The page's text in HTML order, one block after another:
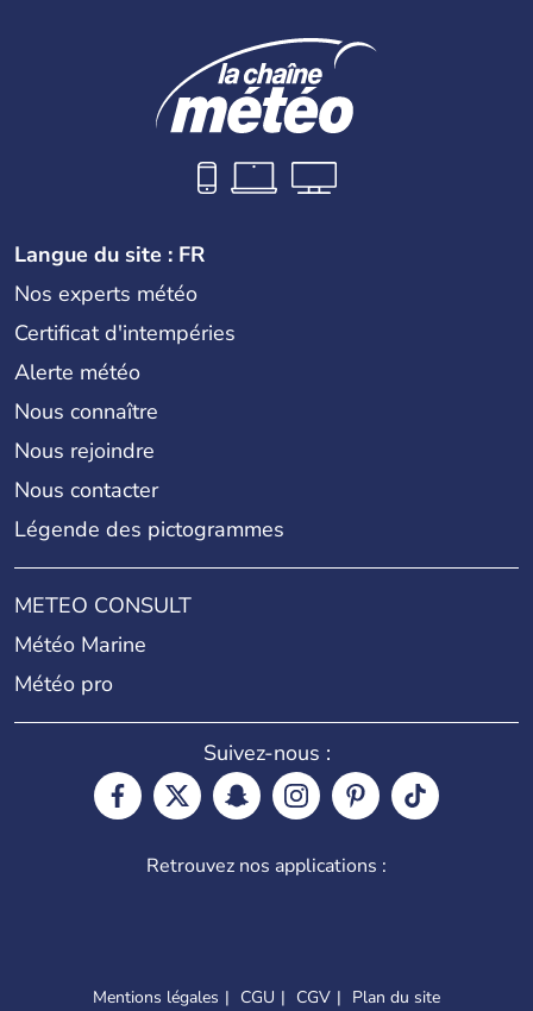
Langue du site : FR
Nos experts météo
Certificat d'intempéries
Alerte météo
Nous connaître
Nous rejoindre
Nous contacter
Légende des pictogrammes
METEO CONSULT
Météo Marine
Météo pro
Suivez-nous :
Retrouvez nos applications :
Mentions légales CGU CGV Plan du site